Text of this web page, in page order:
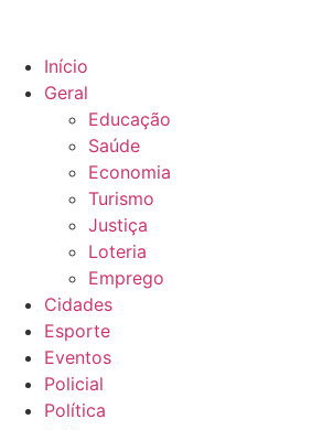
Início
Geral
Educação
Saúde
Economia
Turismo
Justiça
Loteria
Emprego
Cidades
Esporte
Eventos
Policial
Política